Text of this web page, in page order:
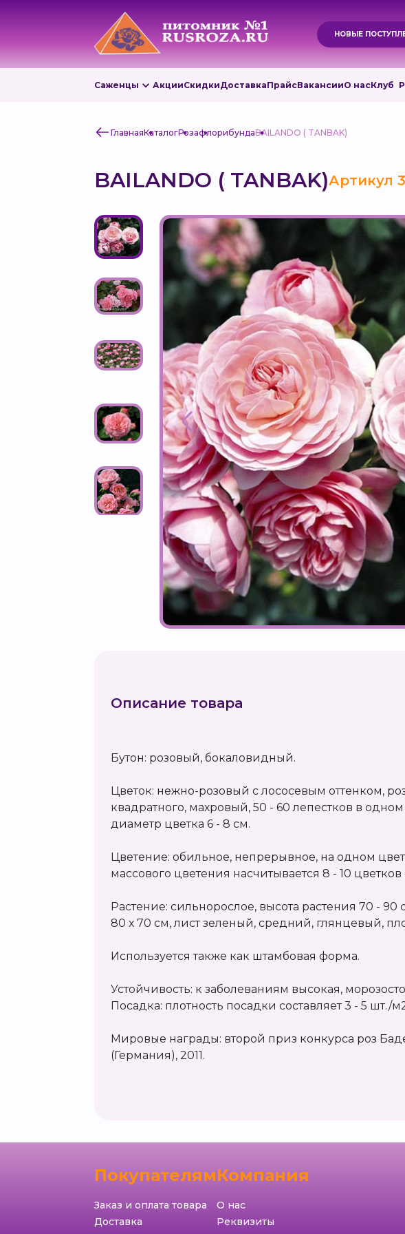
НОВЫЕ
Саженцы АкцииСкидкиДоставкаПрайсВакансииО насКлуб
ГлавнаяКаталогРозафлорибундаBAILANDO ( TANBAK)
BAILANDO ( TANBAK)Артикул
Описание товара
Бутон: розовый, бокаловидный.
Цветок: нежно-розовый с лососевым оттенком,
квадратного, махровый, 50 - 60 лепестков в одном
диаметр цветка 6 - 8 см.
Цветение: обильное, непрерывное, на одном
массового цветения насчитывается 8 - 10
Растение: сильнорослое, высота растения 70 - 90
80 х 70 см, лист зеленый, средний, глянцевый,
Используется также как штамбовая форма.
Устойчивость: к заболеваниям высокая,
Посадка: плотность посадки составляет 3 - 5 шт./
Мировые награды: второй приз конкурса роз
(Германия), 2011.
Покупателям
Заказ и оплата товара
Доставка
Компания
О нас
Реквизиты